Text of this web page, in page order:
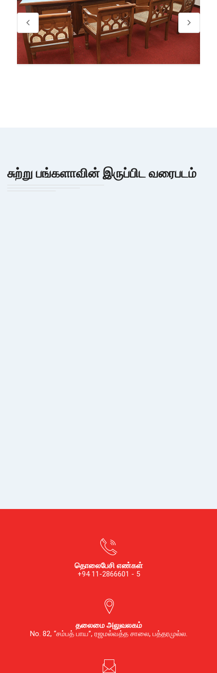
சுற்று பங்களாவின் இருப்பிட வரைபடம்
தொலைபேசி எண்கள்
+94 11-2866601 - 5
தலைமை அலுவலகம்
No. 82, “சம்பத் பாய”, ரஜமல்வத்த சாலை, பத்தரமுல்ல.